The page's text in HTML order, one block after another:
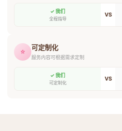
✓ 我们
全程指导
VS
⭐ 可定制化
服务内容可根据需求定制
✓ 我们
可定制化
VS